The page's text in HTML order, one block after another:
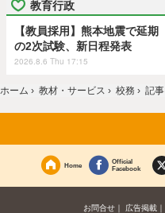
教育行政
【教員採用】熊本地震で延期
の2次試験、新日程発表
2026.8.6 Thu 17:15
ホーム › 教材・サービス › 校務 › 記事
Home
Official
Facebook
お問合せ 広告掲載